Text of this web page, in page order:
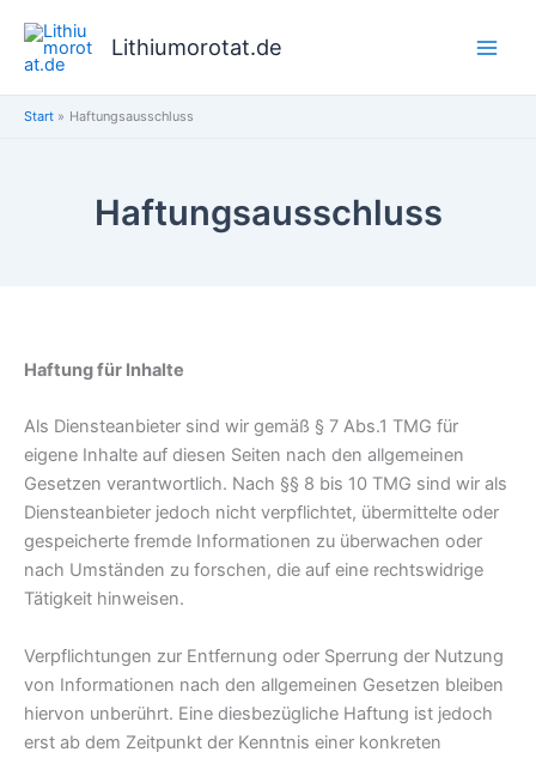
Inhalt
springen
Lithiumorotat.de
Start Haftungsausschluss
Haftungsausschluss
Haftung für Inhalte
Als Diensteanbieter sind wir gemäß § 7 Abs.1 TMG für
eigene Inhalte auf diesen Seiten nach den allgemeinen
Gesetzen verantwortlich. Nach §§ 8 bis 10 TMG sind wir als
Diensteanbieter jedoch nicht verpflichtet, übermittelte oder
gespeicherte fremde Informationen zu überwachen oder
nach Umständen zu forschen, die auf eine rechtswidrige
Tätigkeit hinweisen.
Verpflichtungen zur Entfernung oder Sperrung der Nutzung
von Informationen nach den allgemeinen Gesetzen bleiben
hiervon unberührt. Eine diesbezügliche Haftung ist jedoch
erst ab dem Zeitpunkt der Kenntnis einer konkreten